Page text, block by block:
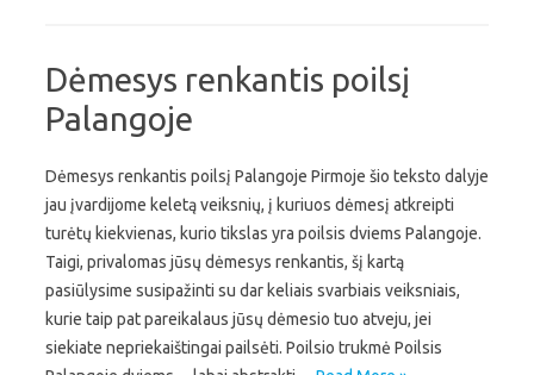
Dėmesys renkantis poilsį
Palangoje
Dėmesys renkantis poilsį Palangoje Pirmoje šio teksto dalyje
jau įvardijome keletą veiksnių, į kuriuos dėmesį atkreipti
turėtų kiekvienas, kurio tikslas yra poilsis dviems Palangoje.
Taigi, privalomas jūsų dėmesys renkantis, šį kartą
pasiūlysime susipažinti su dar keliais svarbiais veiksniais,
kurie taip pat pareikalaus jūsų dėmesio tuo atveju, jei
siekiate nepriekaištingai pailsėti. Poilsio trukmė Poilsis